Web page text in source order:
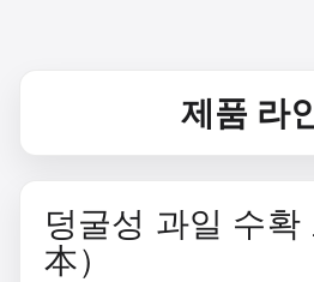
제품 라
덩굴성 과일 수확
本）